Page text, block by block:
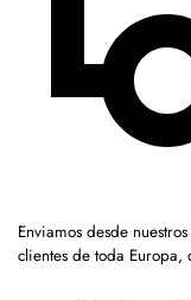
Enviamos desde
clientes de toda Europa,